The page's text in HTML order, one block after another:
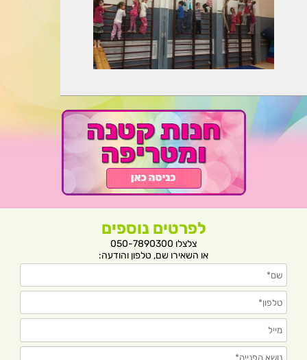
לפרטים נוספים
צלצלו 050-7890300
או השאירו שם, טלפון והודעה: